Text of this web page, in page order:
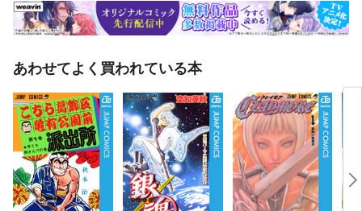
あわせてよく買われている本